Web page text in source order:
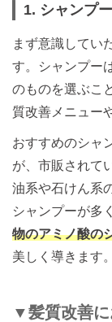
1. シャンプー
まず意識してい
す。シャンプー
のものを選ぶこ
質改善メニュー
おすすめのシャ
が、市販されて
油系や石けん系
シャンプーが多
物のアミノ酸の
美しく導きます。
▼髪質改善に